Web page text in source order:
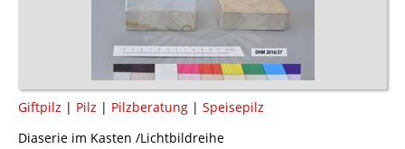
Giftpilz | Pilz | Pilzberatung | Speisepilz
Diaserie im Kasten /Lichtbildreihe